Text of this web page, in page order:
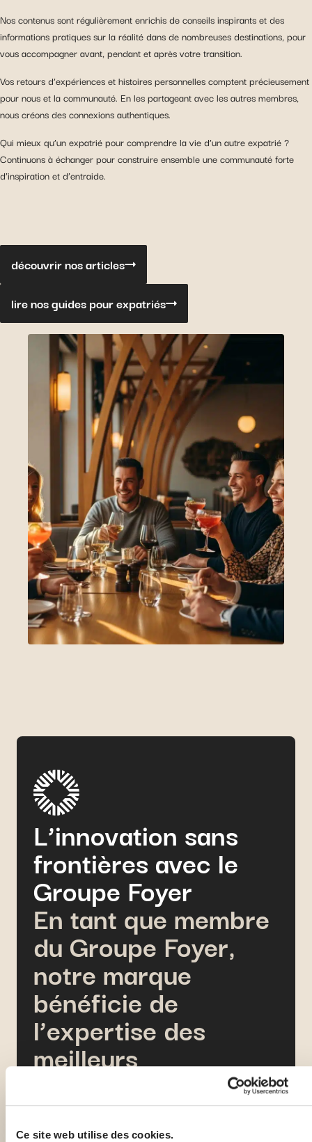
Ce site web utilise des cookies.
Nos contenus sont régulièrement enrichis de conseils inspirants et des
informations pratiques sur la réalité dans de nombreuses destinations, pour
vous accompagner avant, pendant et après votre transition.
Vos retours d’expériences et histoires personnelles comptent précieusement
pour nous et la communauté. En les partageant avec les autres membres,
nous créons des connexions authentiques.
Qui mieux qu’un expatrié pour comprendre la vie d’un autre expatrié ?
Continuons à échanger pour construire ensemble une communauté forte
d’inspiration et d’entraide.
découvrir nos articles
lire nos guides pour expatriés
L’innovation sans
frontières avec le
Groupe Foyer
En tant que membre
du Groupe Foyer,
notre marque
bénéficie de
l’expertise des
meilleurs
assurance santé